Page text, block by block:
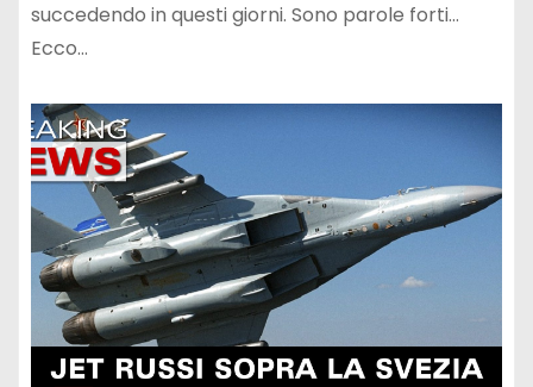
succedendo in questi giorni. Sono parole forti...
Ecco…